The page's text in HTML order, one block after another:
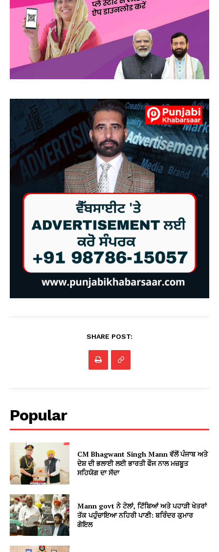
SHARE POST:
Popular
CM Bhagwant Singh Mann ਵੱਲੋਂ ਪੰਜਾਬ ਅਤੇ
ਦੇਸ਼ ਦੀ ਭਲਾਈ ਲਈ ਭਾਰਤੀ ਫੌਜ ਨਾਲ ਮਜ਼ਬੂਤ
ਸਹਿਯੋਗ ਦਾ ਸੱਦਾ
Mann govt ਨੇ ਟੇਲਾਂ, ਟਿੱਬਿਆਂ ਅਤੇ ਪਹਾੜੀ ਖੇਤਰਾਂ
ਤੱਕ ਪਹੁੰਚਾਇਆ ਨਹਿਰੀ ਪਾਣੀ: ਬਰਿੰਦਰ ਕੁਮਾਰ
ਗੋਇਲ